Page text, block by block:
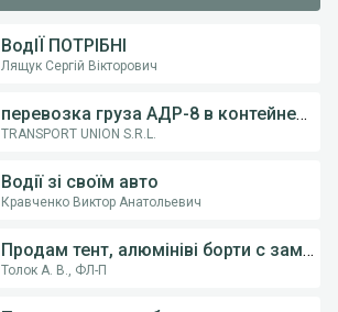
ВодІЇ ПОТРІБНІ
Лящук Сергій Вікторович
перевозка груза АДР-8 в контейнерах из Румынии в Украину
TRANSPORT UNION S.R.L.
Водії зі своїм авто
Кравченко Виктор Анатольевич
Продам тент, алюмініві борти с замками, на напівпричіпи KOGEL, Krona.
Толок А. В., ФЛ-П